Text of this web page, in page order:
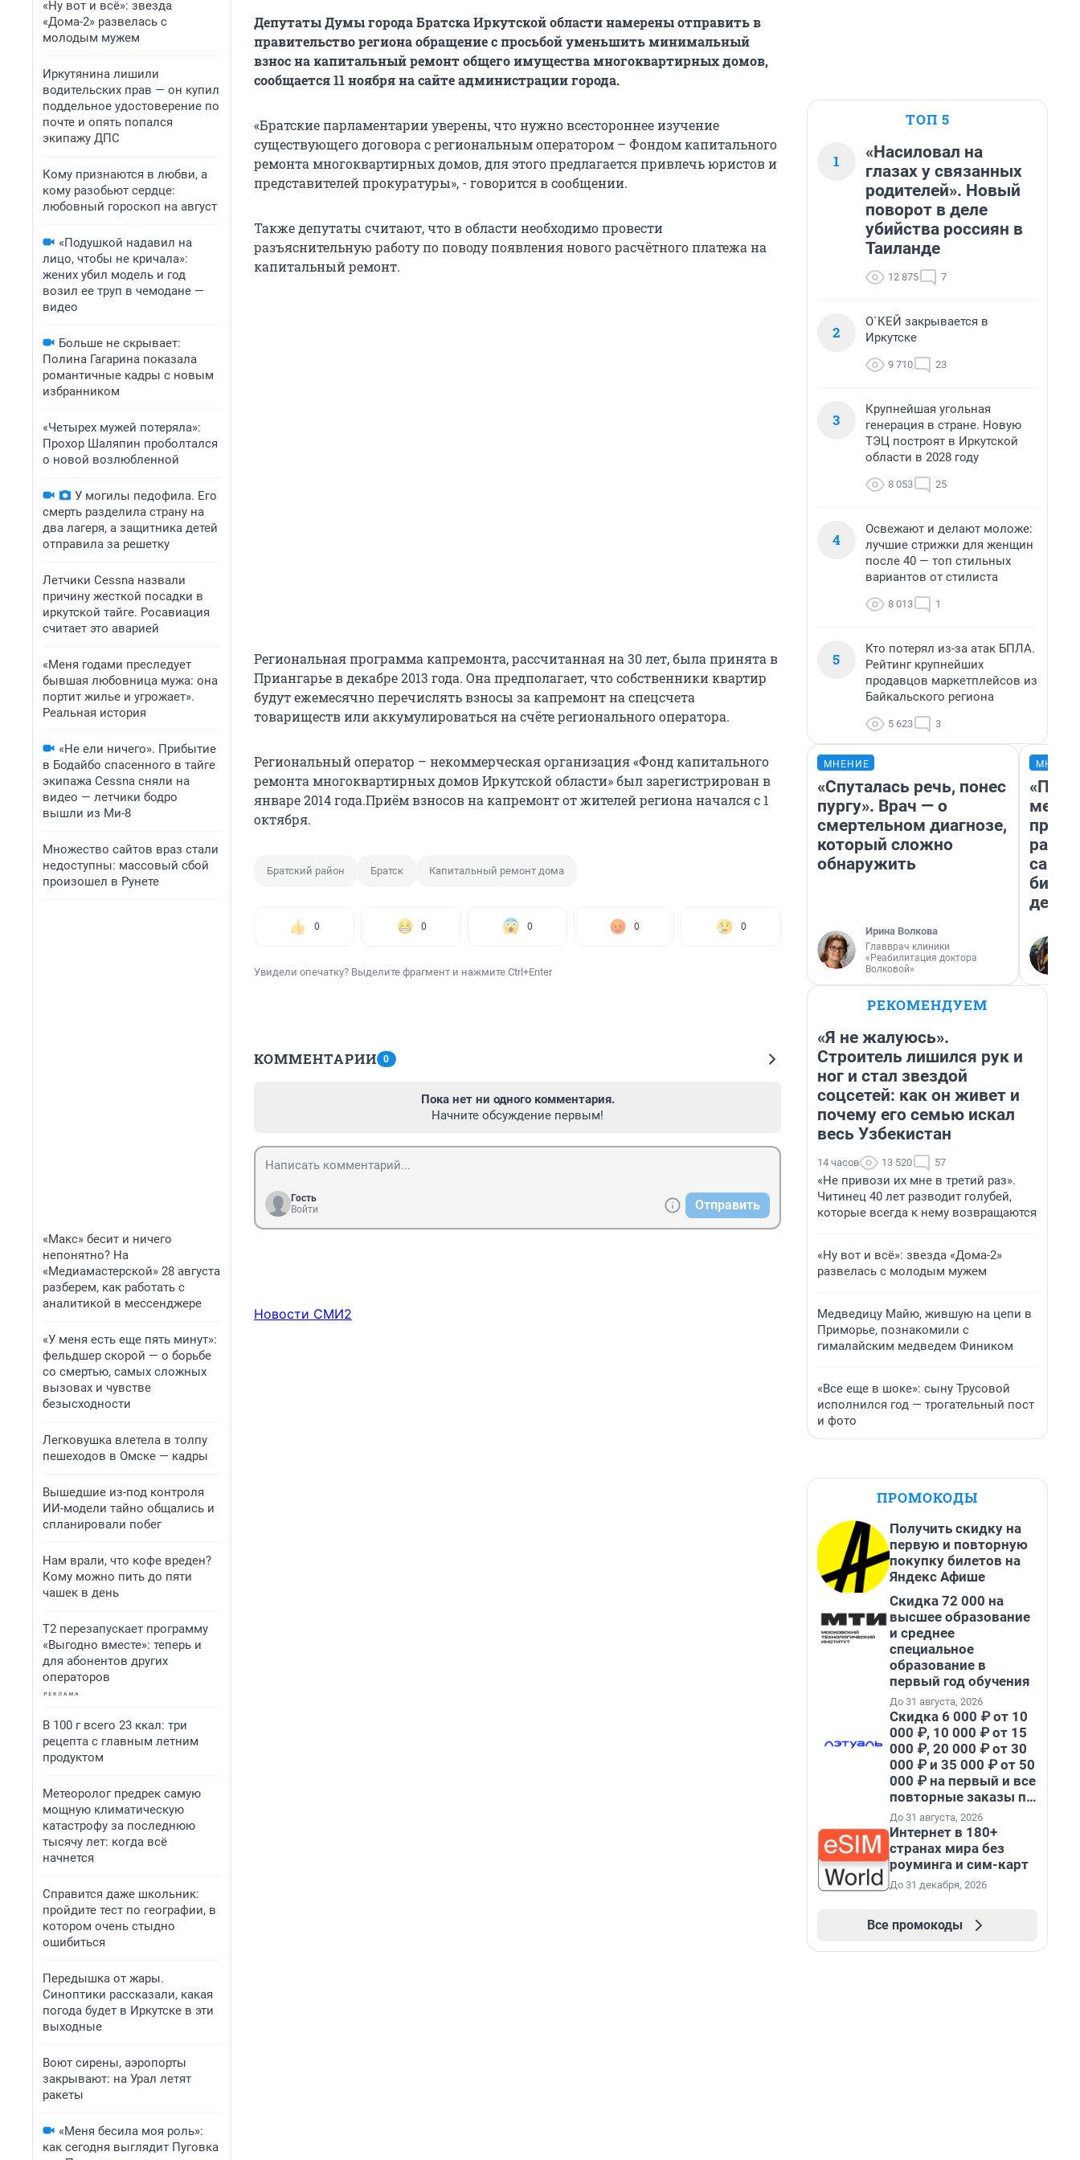
«Ну вот и всё»: звезда
«Дома-2» развелась с
молодым мужем
Иркутянина лишили
водительских прав — он купил
поддельное удостоверение по
почте и опять попался
экипажу ДПС
Кому признаются в любви, а
кому разобьют сердце:
любовный гороскоп на август
«Подушкой надавил на
лицо, чтобы не кричала»:
жених убил модель и год
возил ее труп в чемодане —
видео
Больше не скрывает:
Полина Гагарина показала
романтичные кадры с новым
избранником
«Четырех мужей потеряла»:
Прохор Шаляпин проболтался
о новой возлюбленной
У могилы педофила. Его
смерть разделила страну на
два лагеря, а защитника детей
отправила за решетку
Летчики Cessna назвали
причину жесткой посадки в
иркутской тайге. Росавиация
считает это аварией
«Меня годами преследует
бывшая любовница мужа: она
портит жилье и угрожает».
Реальная история
«Не ели ничего». Прибытие
в Бодайбо спасенного в тайге
экипажа Cessna сняли на
видео — летчики бодро
вышли из Ми-8
Множество сайтов враз стали
недоступны: массовый сбой
произошел в Рунете
«Макс» бесит и ничего
непонятно? На
«Медиамастерской» 28 августа
разберем, как работать с
аналитикой в мессенджере
«У меня есть еще пять минут»:
фельдшер скорой — о борьбе
со смертью, самых сложных
вызовах и чувстве
безысходности
Легковушка влетела в толпу
пешеходов в Омске — кадры
Вышедшие из-под контроля
ИИ-модели тайно общались и
спланировали побег
Нам врали, что кофе вреден?
Кому можно пить до пяти
чашек в день
Т2 перезапускает программу
«Выгодно вместе»: теперь и
для абонентов других
операторов
В 100 г всего 23 ккал: три
рецепта с главным летним
продуктом
Метеоролог предрек самую
мощную климатическую
катастрофу за последнюю
тысячу лет: когда всё
начнется
Справится даже школьник:
пройдите тест по географии, в
котором очень стыдно
ошибиться
Передышка от жары.
Синоптики рассказали, какая
погода будет в Иркутске в эти
выходные
Воют сирены, аэропорты
закрывают: на Урал летят
ракеты
«Меня бесила моя роль»:
как сегодня выглядит Пуговка
Депутаты Думы города Братска Иркутской области намерены отправить в
правительство региона обращение с просьбой уменьшить минимальный
взнос на капитальный ремонт общего имущества многоквартирных домов,
сообщается 11 ноября на сайте администрации города.
«Братские парламентарии уверены, что нужно всестороннее изучение
существующего договора с региональным оператором – Фондом капитального
ремонта многоквартирных домов, для этого предлагается привлечь юристов и
представителей прокуратуры», - говорится в сообщении.
Также депутаты считают, что в области необходимо провести
разъяснительную работу по поводу появления нового расчётного платежа на
капитальный ремонт.
Региональная программа капремонта, рассчитанная на 30 лет, была принята в
Приангарье в декабре 2013 года. Она предполагает, что собственники квартир
будут ежемесячно перечислять взносы за капремонт на спецсчета
товариществ или аккумулироваться на счёте регионального оператора.
Региональный оператор – некоммерческая организация «Фонд капитального
ремонта многоквартирных домов Иркутской области» был зарегистрирован в
январе 2014 года.Приём взносов на капремонт от жителей региона начался с 1
октября.
Братский район Братск Капитальный ремонт дома
0 0 0 0 0
Увидели опечатку? Выделите фрагмент и нажмите Ctrl+Enter
КОММЕНТАРИИ 0
Пока нет ни одного комментария.
Начните обсуждение первым!
Гость
Войти
Отправить
Новости СМИ2
ТОП 5
1
«Насиловал на
глазах у связанных
родителей». Новый
поворот в деле
убийства россиян в
Таиланде
12 875 7
2
О`КЕЙ закрывается в
Иркутске
9 710 23
3
Крупнейшая угольная
генерация в стране. Новую
ТЭЦ построят в Иркутской
области в 2028 году
8 053 25
4
Освежают и делают моложе:
лучшие стрижки для женщин
после 40 — топ стильных
вариантов от стилиста
8 013 1
5
Кто потерял из-за атак БПЛА.
Рейтинг крупнейших
продавцов маркетплейсов из
Байкальского региона
5 623 3
МНЕНИЕ
«Спуталась речь, понес
пургу». Врач — о
смертельном диагнозе,
который сложно
обнаружить
Ирина Волкова
Главврач клиники
«Реабилитация доктора
Волковой»
РЕКОМЕНДУЕМ
«Я не жалуюсь».
Строитель лишился рук и
ног и стал звездой
соцсетей: как он живет и
почему его семью искал
весь Узбекистан
14 часов 13 520 57
«Не привози их мне в третий раз».
Читинец 40 лет разводит голубей,
которые всегда к нему возвращаются
«Ну вот и всё»: звезда «Дома-2»
развелась с молодым мужем
Медведицу Майю, жившую на цепи в
Приморье, познакомили с
гималайским медведем Фиником
«Все еще в шоке»: сыну Трусовой
исполнился год — трогательный пост
и фото
ПРОМОКОДЫ
Получить скидку на
первую и повторную
покупку билетов на
Яндекс Афише
Скидка 72 000 на
высшее образование
и среднее
специальное
образование в
первый год обучения
До 31 августа, 2026
Скидка 6 000 ₽ от 10
000 ₽, 10 000 ₽ от 15
000 ₽, 20 000 ₽ от 30
000 ₽ и 35 000 ₽ от 50
000 ₽ на первый и все
повторные заказы по
промокоду НАБЕРИ
До 31 августа, 2026
Интернет в 180+
странах мира без
роуминга и сим-карт
До 31 декабря, 2026
Все промокоды